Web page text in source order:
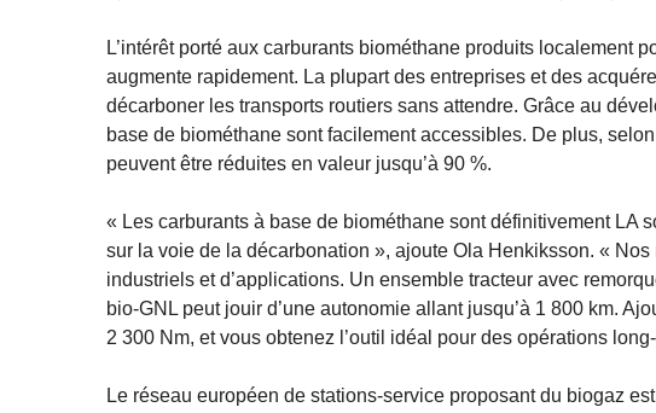
L’intérêt porté aux carburants biométhane produits localement
augmente rapidement. La plupart des entreprises et des
décarboner les transports routiers sans attendre. Grâce au
base de biométhane sont facilement accessibles. De plus,
peuvent être réduites en valeur jusqu’à 90 %.
« Les carburants à base de biométhane sont définitivement LA
sur la voie de la décarbonation », ajoute Ola Henkiksson. «
industriels et d’applications. Un ensemble tracteur avec
bio-GNL peut jouir d’une autonomie allant jusqu’à 1 800 km.
2 300 Nm, et vous obtenez l’outil idéal pour des opérations
Le réseau européen de stations-service proposant du biogaz